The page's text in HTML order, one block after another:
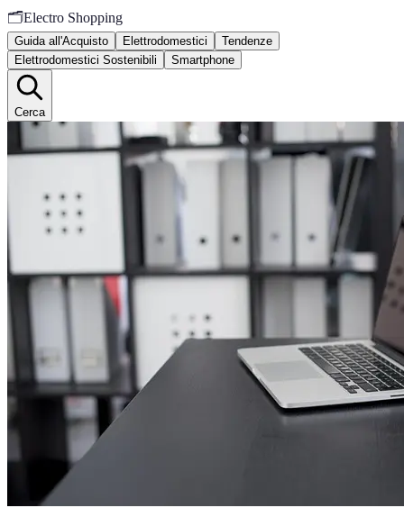
🗂️Electro Shopping
Guida all'Acquisto Elettrodomestici
Tendenze
Elettrodomestici Sostenibili
Smartphone
Cerca